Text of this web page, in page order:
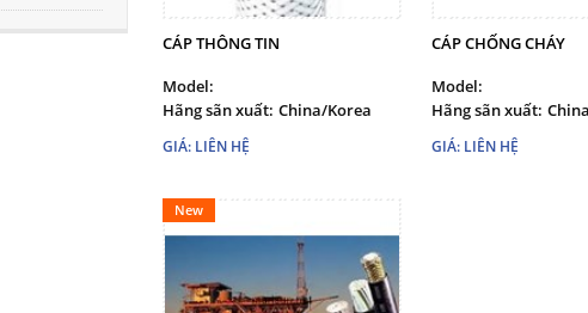
CÁP THÔNG TIN
Model:
Hãng sãn xuất: China/Korea
GIÁ: LIÊN HỆ
CÁP CHỐNG CHÁY
Model:
Hãng sãn xuất:
GIÁ: LIÊN HỆ
New